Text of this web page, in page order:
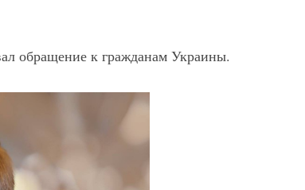
обращение к гражданам Украины.